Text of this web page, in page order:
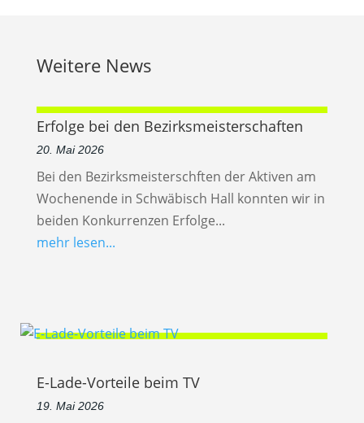
Weitere News
Erfolge bei den Bezirksmeisterschaften
20. Mai 2026
Bei den Bezirksmeisterschften der Aktiven am
Wochenende in Schwäbisch Hall konnten wir in
beiden Konkurrenzen Erfolge...
mehr lesen...
E-Lade-Vorteile beim TV
19. Mai 2026